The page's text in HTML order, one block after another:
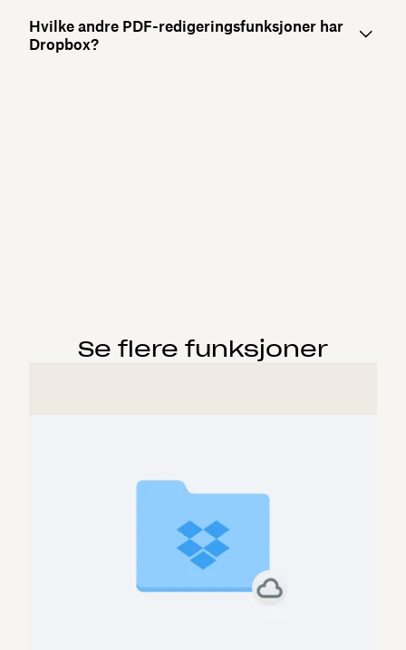
Hvilke andre PDF-redigeringsfunksjoner har
Dropbox?
Se flere funksjoner